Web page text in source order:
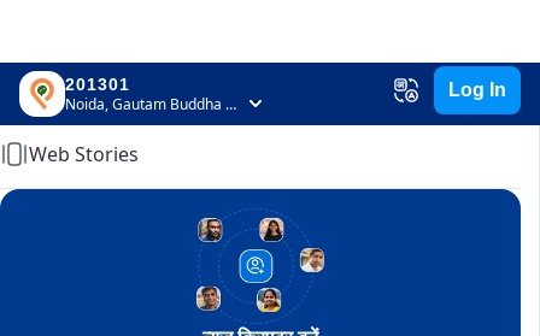
201301
Noida, Gautam Buddha Nagar, Uttar Pradesh
Log In
Home
Web Stories